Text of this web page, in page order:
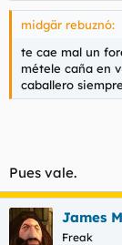
midgär rebuznó:
te cae mal un
métele caña en
caballero
Pues vale.
James
Freak